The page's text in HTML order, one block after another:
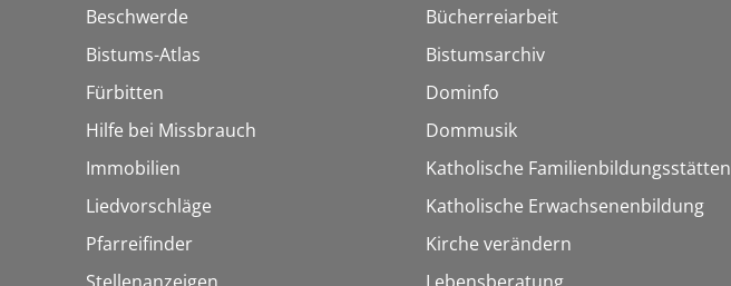
Beschwerde
Bistums-Atlas
Fürbitten
Hilfe bei Missbrauch
Immobilien
Liedvorschläge
Pfarreifinder
Bücherreiarbeit
Bistumsarchiv
Dominfo
Dommusik
Katholische Familienbildungsstätten
Katholische Erwachsenenbildung
Kirche verändern